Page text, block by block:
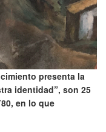
presenta la
identidad”, son 25
en lo que